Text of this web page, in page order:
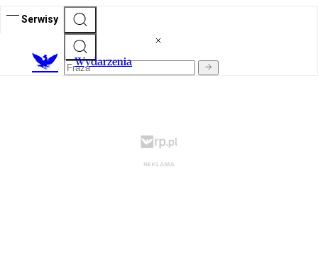
Serwisy
Wydarzenia